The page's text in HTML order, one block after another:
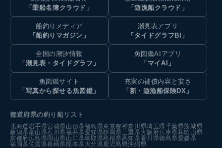
「乗船名簿クラウド」
「遊漁船クラウド」
船釣りメディア
「船釣りマガジン」
潮見表アプリ
「タイドグラフBI」
全国の潮汐情報
「潮見表・タイドグラフ」
魚図鑑AIアプリ
「マイAI」
魚図鑑サイト
「写真から探せる魚図鑑」
充実の補償内容と安さ
「新・遊漁船保険DX」
都道府県の釣り船リスト
北海道 岩手県宮城県 山形県福島県東京都神奈川県埼玉県千葉県茨城県
新潟県富山県石川県福井県愛知県静岡県 三重県 大阪府兵庫県和歌山県
京都府広島県岡山県 山口県 鳥取県島根県高知県香川県徳島県愛媛県
福岡県佐賀県長崎県 熊本県 大分県 鹿児島県沖縄県